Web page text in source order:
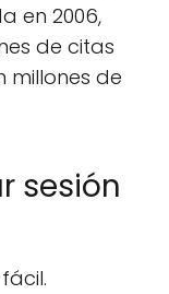
en 2006,
de citas
millones de
sesión